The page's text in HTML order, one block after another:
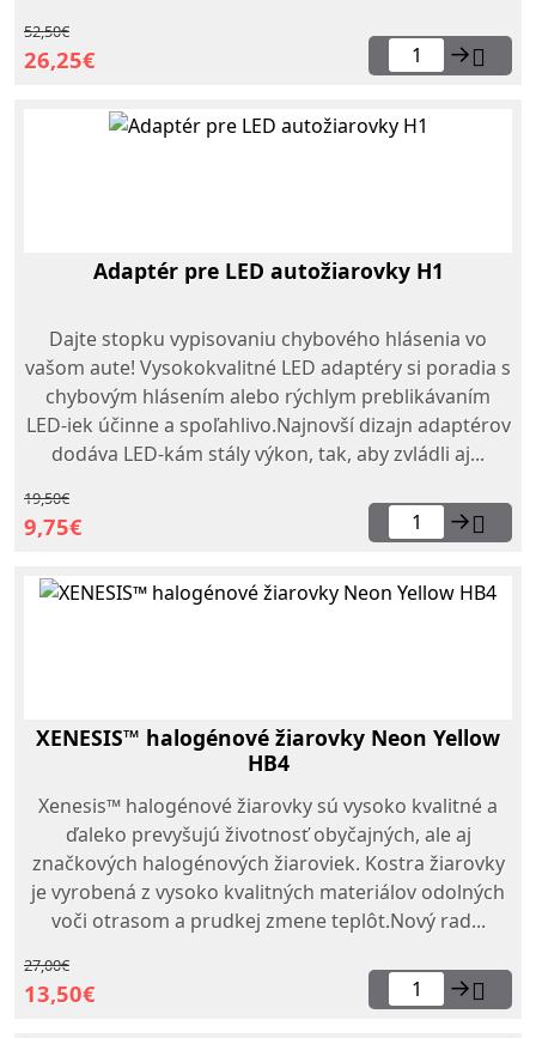
52,50€
26,25€ →
Adaptér pre LED autožiarovky H1
Dajte stopku vypisovaniu chybového hlásenia vo
vašom aute! Vysokokvalitné LED adaptéry si poradia s
chybovým hlásením alebo rýchlym preblikávaním
LED-iek účinne a spoľahlivo.Najnovší dizajn adaptérov
dodáva LED-kám stály výkon, tak, aby zvládli aj...
19,50€
9,75€ →
XENESIS™ halogénové žiarovky Neon Yellow
HB4
Xenesis™ halogénové žiarovky sú vysoko kvalitné a
ďaleko prevyšujú životnosť obyčajných, ale aj
značkových halogénových žiaroviek. Kostra žiarovky
je vyrobená z vysoko kvalitných materiálov odolných
voči otrasom a prudkej zmene teplôt.Nový rad...
27,00€
13,50€ →